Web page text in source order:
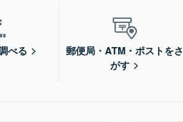
べる
郵便局・ATM・ポストをさ
がす